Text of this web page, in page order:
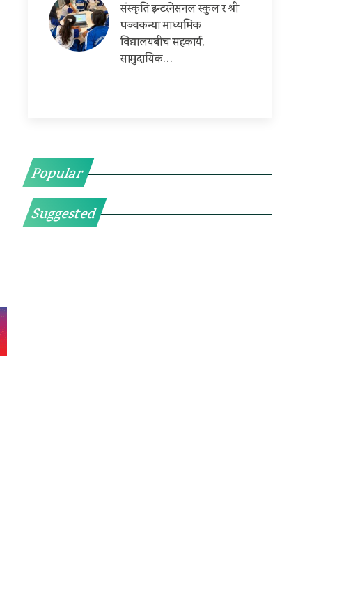
संस्कृति इन्टरनेसनल स्कुल र श्री
पञ्चकन्या माध्यमिक
विद्यालयबीच सहकार्य,
सामुदायिक…
Popular
Suggested